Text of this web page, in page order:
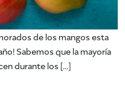
de los mangos esta
Sabemos que la mayoría
durante los […]